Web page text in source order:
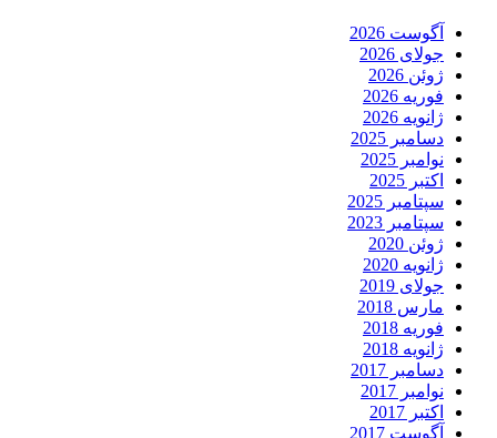
آگوست 2026
جولای 2026
ژوئن 2026
فوریه 2026
ژانویه 2026
دسامبر 2025
نوامبر 2025
اکتبر 2025
سپتامبر 2025
سپتامبر 2023
ژوئن 2020
ژانویه 2020
جولای 2019
مارس 2018
فوریه 2018
ژانویه 2018
دسامبر 2017
نوامبر 2017
اکتبر 2017
آگوست 2017